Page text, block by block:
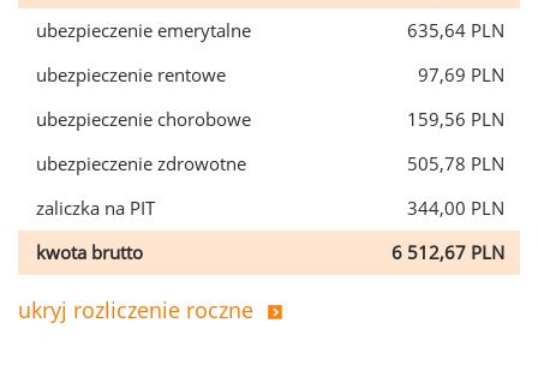
ubezpieczenie emerytalne
635,64 PLN
ubezpieczenie rentowe
97,69 PLN
ubezpieczenie chorobowe
159,56 PLN
ubezpieczenie zdrowotne
505,78 PLN
zaliczka na PIT
344,00 PLN
kwota brutto
6 512,67 PLN
ukryj rozliczenie roczne